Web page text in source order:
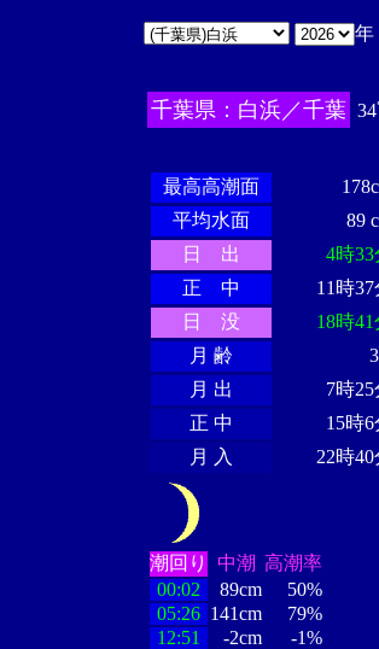
年
千葉県：白浜／千葉
最高高潮面
平均水面
89
日 出
4時33
正 中
11時37
日 没
18時41
月 齢
月 出
7時25
正 中
15時6
月 入
22時40
潮回り 中潮 高潮率
00:02
89cm
50%
05:26 141cm
79%
12:51
-2cm
-1%